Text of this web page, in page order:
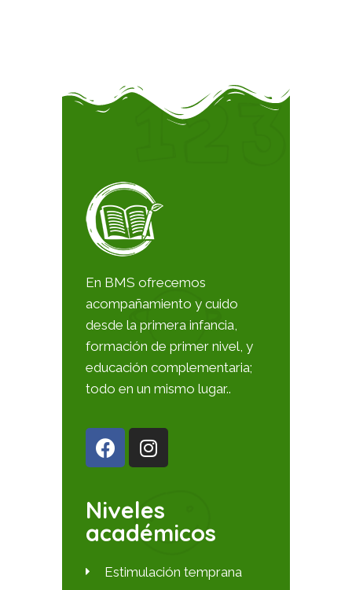
En BMS ofrecemos
acompañamiento y cuido
desde la primera infancia,
formación de primer nivel, y
educación complementaria;
todo en un mismo lugar..
Niveles
académicos
Estimulación temprana